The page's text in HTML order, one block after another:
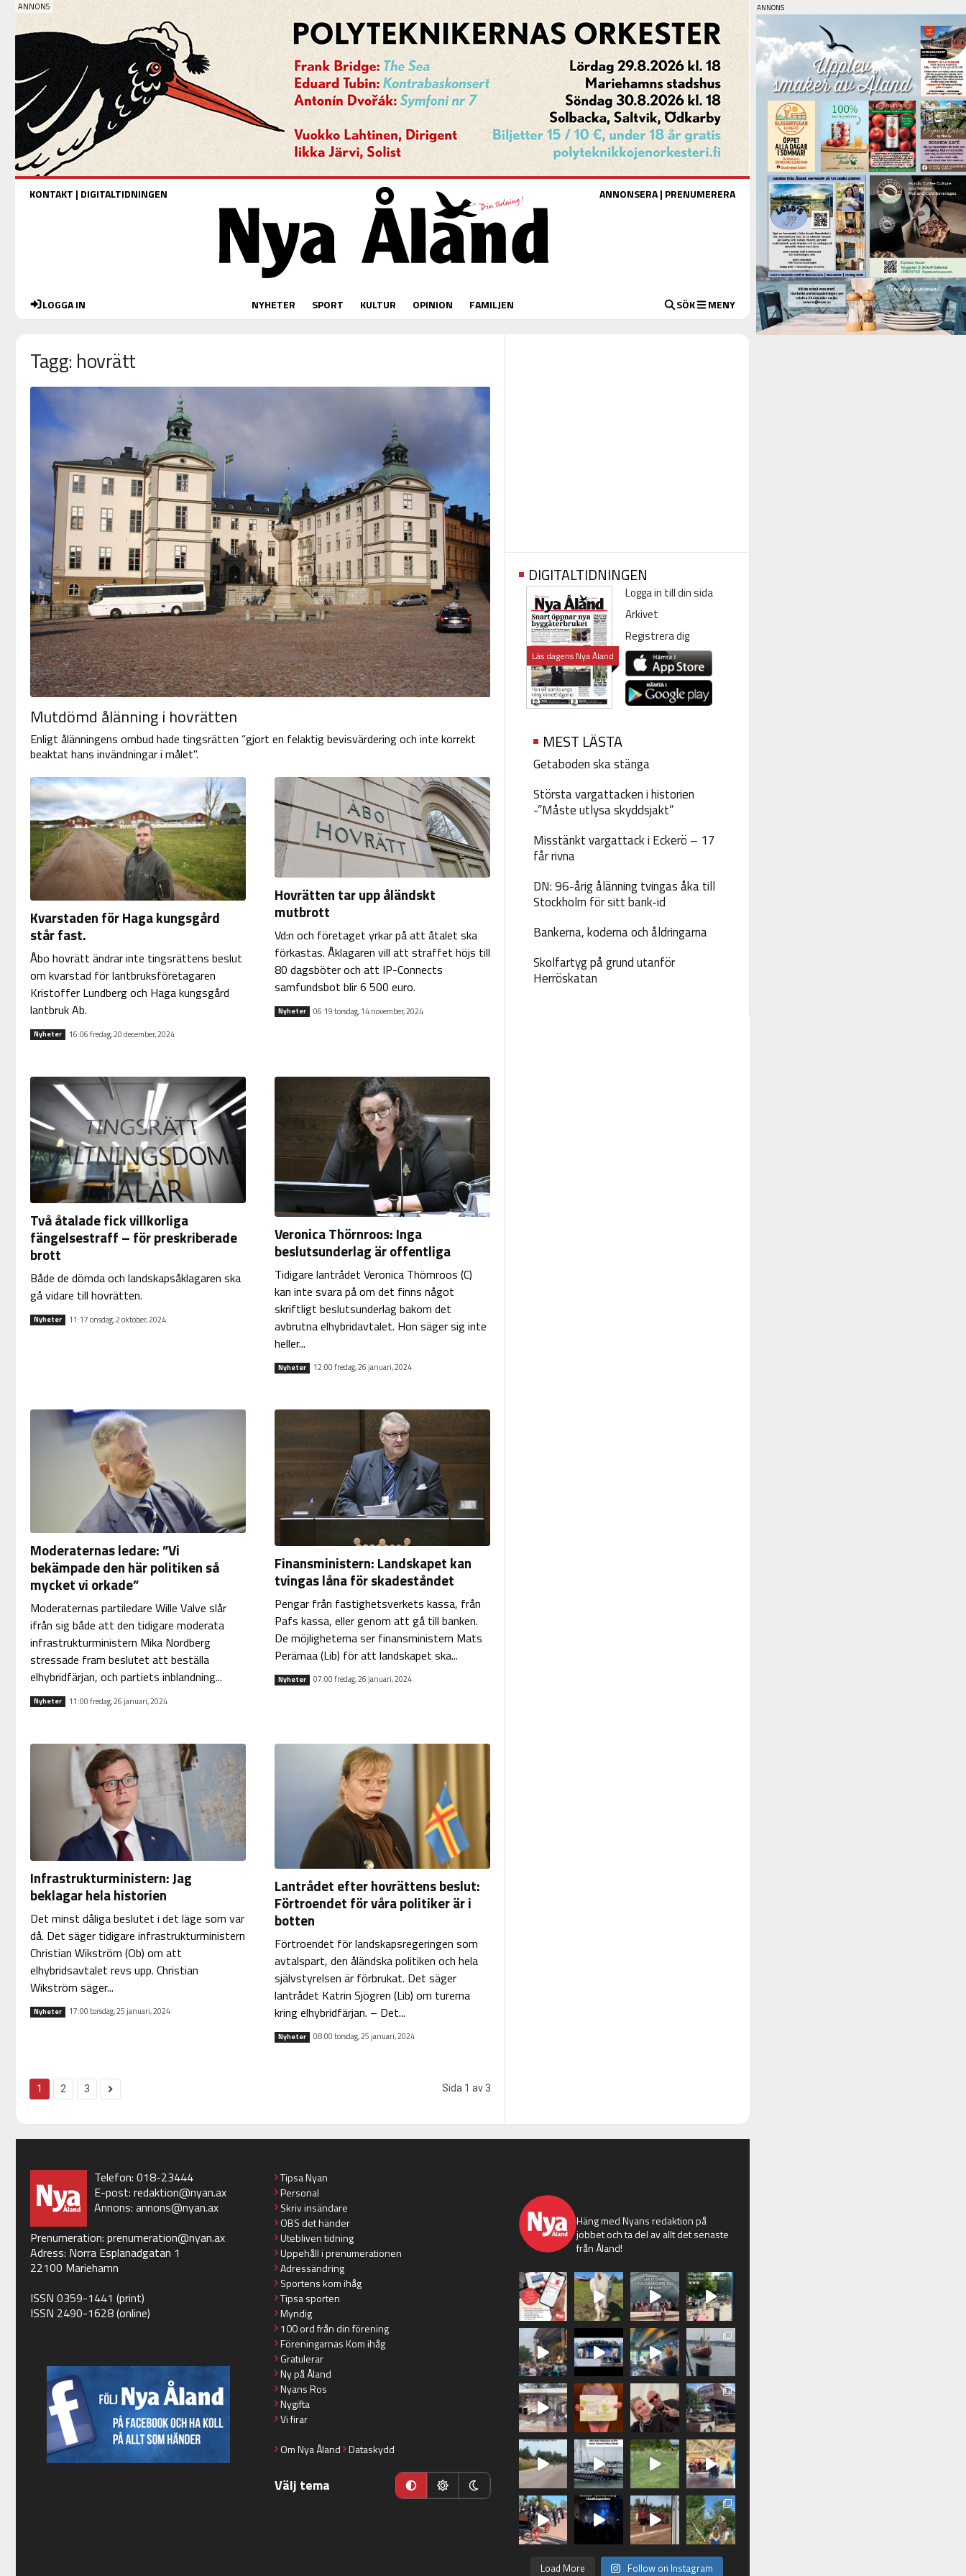
KONTAKT | DIGITALTIDNINGEN ANNONSERA| PRENUMERERA
LOGGA IN NYHETER SPORT KULTUR OPINION FAMILJEN SÖK MENY
Tagg: hovrätt
Mutdömd ålänning i hovrätten
Enligt ålänningens ombud hade tingsrätten ”gjort en felaktig bevisvärdering och inte korrekt
beaktat hans invändningar i målet".
Kvarstaden för Haga kungsgård
står fast.
Åbo hovrätt ändrar inte tingsrättens beslut
om kvarstad för lantbruksföretagaren
Kristoffer Lundberg och Haga kungsgård
lantbruk Ab.
Nyheter 16:06 fredag, 20 december, 2024
Hovrätten tar upp åländskt
mutbrott
Vd:n och företaget yrkar på att åtalet ska
förkastas. Åklagaren vill att straffet höjs till
80 dagsböter och att IP-Connects
samfundsbot blir 6 500 euro.
Nyheter 06:19 torsdag, 14 november, 2024
Två åtalade fick villkorliga
fängelsestraff – för preskriberade
brott
Både de dömda och landskapsåklagaren ska
gå vidare till hovrätten.
Nyheter 11:17 onsdag, 2 oktober, 2024
Veronica Thörnroos: Inga
beslutsunderlag är offentliga
Tidigare lantrådet Veronica Thörnroos (C)
kan inte svara på om det finns något
skriftligt beslutsunderlag bakom det
avbrutna elhybridavtalet. Hon säger sig inte
heller...
Nyheter 12:00 fredag, 26 januari, 2024
Moderaternas ledare: ”Vi
bekämpade den här politiken så
mycket vi orkade”
Moderaternas partiledare Wille Valve slår
ifrån sig både att den tidigare moderata
infrastrukturministern Mika Nordberg
stressade fram beslutet att beställa
elhybridfärjan, och partiets inblandning...
Nyheter 11:00 fredag, 26 januari, 2024
Finansministern: Landskapet kan
tvingas låna för skadeståndet
Pengar från fastighetsverkets kassa, från
Pafs kassa, eller genom att gå till banken.
De möjligheterna ser finansministern Mats
Perämaa (Lib) för att landskapet ska...
Nyheter 07:00 fredag, 26 januari, 2024
Infrastrukturministern: Jag
beklagar hela historien
Det minst dåliga beslutet i det läge som var
då. Det säger tidigare infrastrukturministern
Christian Wikström (Ob) om att
elhybridsavtalet revs upp. Christian
Wikström säger...
Nyheter 17:00 torsdag, 25 januari, 2024
Lantrådet efter hovrättens beslut:
Förtroendet för våra politiker är i
botten
Förtroendet för landskapsregeringen som
avtalspart, den åländska politiken och hela
självstyrelsen är förbrukat. Det säger
lantrådet Katrin Sjögren (Lib) om turerna
kring elhybridfärjan. – Det...
Nyheter 08:00 torsdag, 25 januari, 2024
1 2 3 Sida 1 av 3
DIGITALTIDNINGEN
Läs dagens Nya Åland
Logga in till din sida
Arkivet
Registrera dig
MEST LÄSTA
Getaboden ska stänga
Största vargattacken i historien
-”Måste utlysa skyddsjakt”
Misstänkt vargattack i Eckerö – 17
får rivna
DN: 96-årig ålänning tvingas åka till
Stockholm för sitt bank-id
Bankerna, koderna och åldringarna
Skolfartyg på grund utanför
Herröskatan
Telefon: 018-23444
E-post: redaktion@nyan.ax
Annons: annons@nyan.ax
Prenumeration: prenumeration@nyan.ax
Adress: Norra Esplanadgatan 1
22100 Mariehamn
ISSN 0359-1441 (print)
ISSN 2490-1628 (online)
Tipsa Nyan
Personal
Skriv insändare
OBS det händer
Utebliven tidning
Uppehåll i prenumerationen
Adressändring
Sportens kom ihåg
Tipsa sporten
Myndig
100 ord från din förening
Föreningarnas Kom ihåg
Gratulerar
Ny på Åland
Nyans Ros
Nygifta
Vi firar
Om Nya Åland Dataskydd
Välj tema
Häng med Nyans redaktion på
jobbet och ta del av allt det senaste
från Åland!
Load More Follow on Instagram